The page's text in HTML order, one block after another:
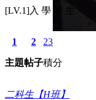
[LV.1]入 學 新 生
1
主題
2
帖子
23
積分
二科生【H班】